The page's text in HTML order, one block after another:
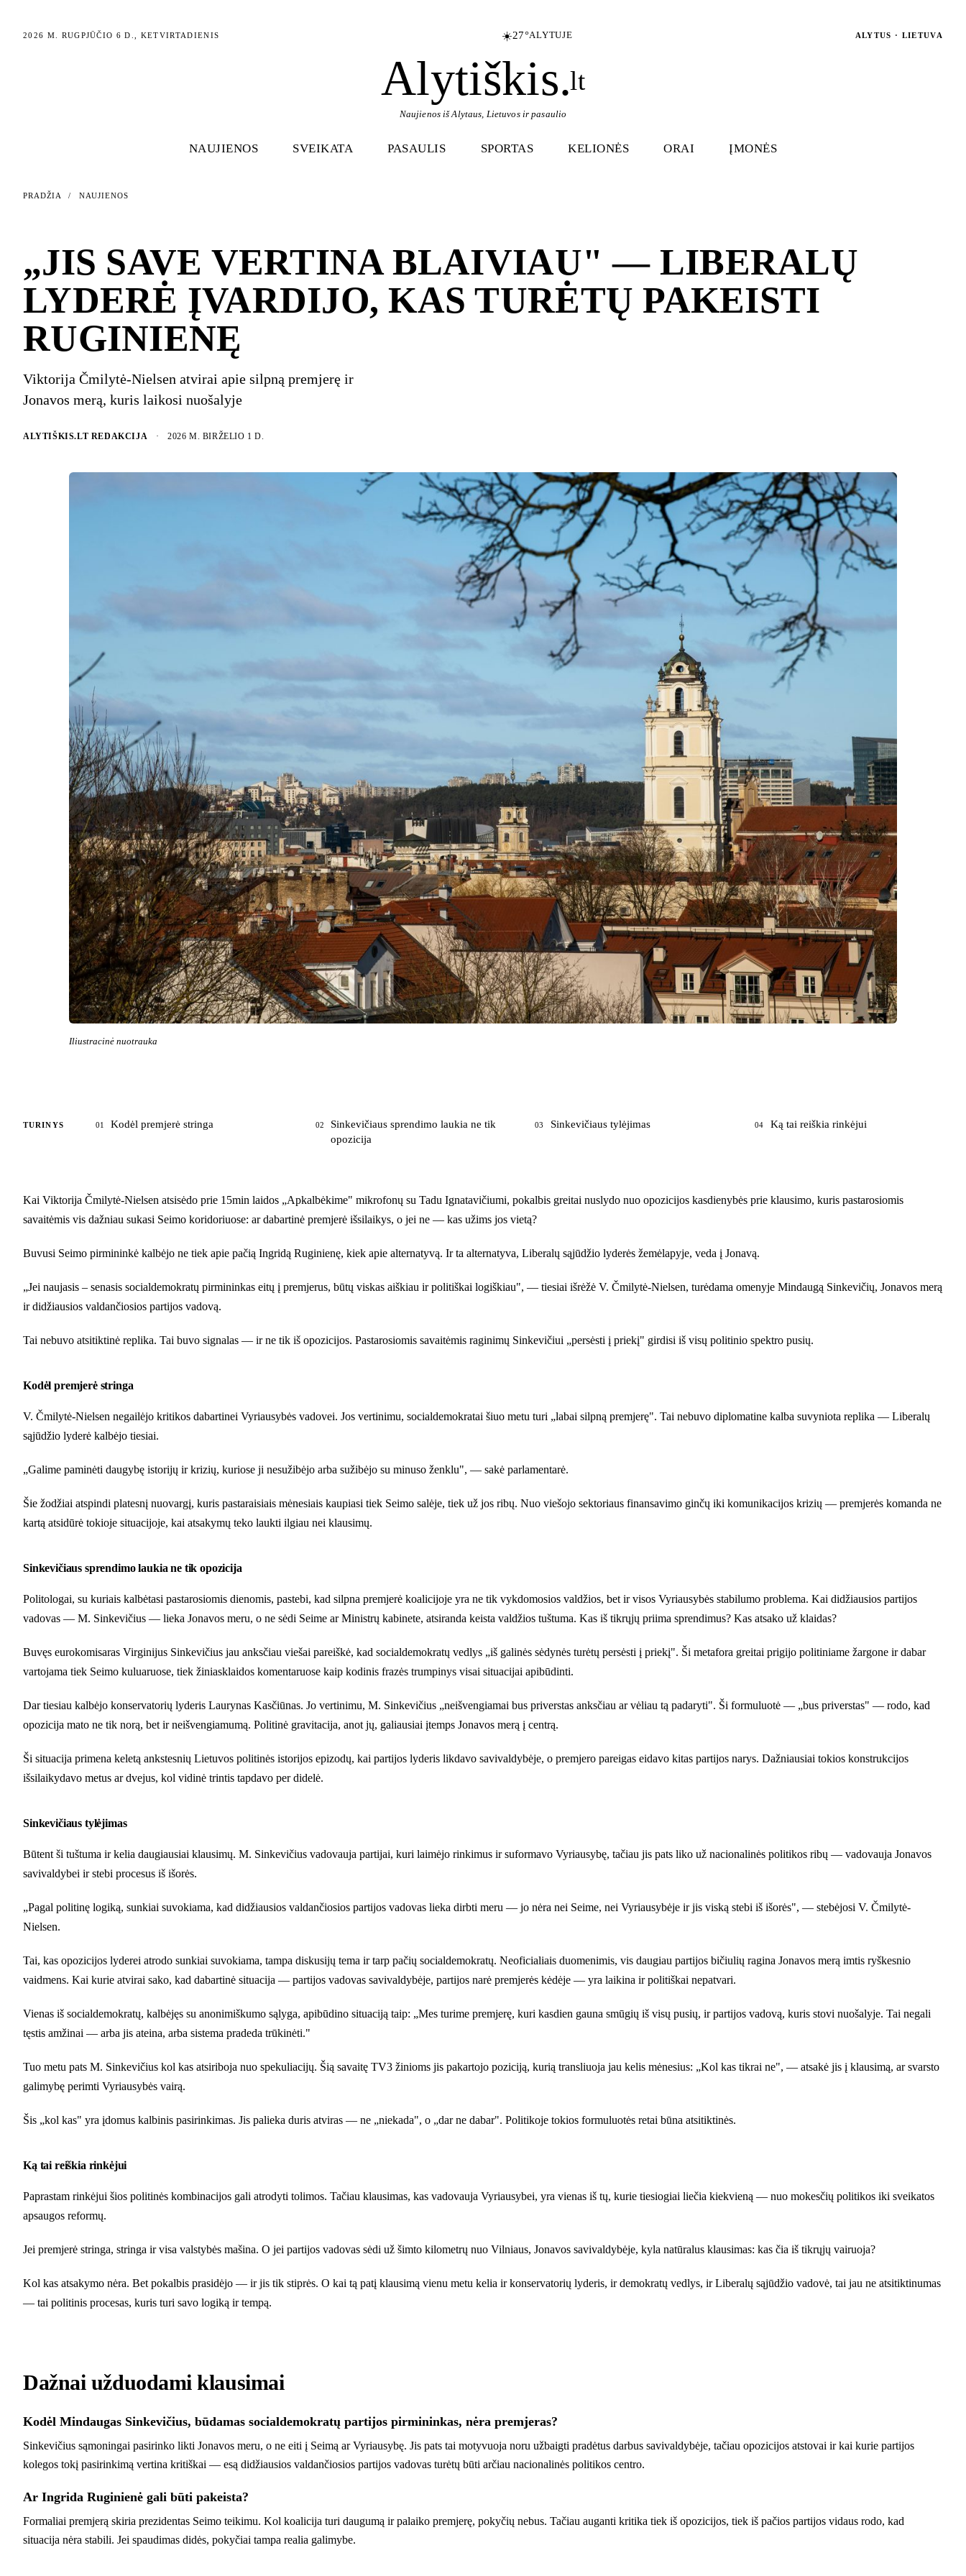
2026 M. RUGPJŪČIO 6 D., KETVIRTADIENIS ☀️27°ALYTUJE ALYTUS · LIETUVA
Alytiškis.lt
Naujienos iš Alytaus, Lietuvos ir pasaulio
NAUJIENOS SVEIKATA PASAULIS SPORTAS KELIONĖS ORAI ĮMONĖS
PRADŽIA / NAUJIENOS
„JIS SAVE VERTINA BLAIVIAU" — LIBERALŲ
LYDERĖ ĮVARDIJO, KAS TURĖTŲ PAKEISTI
RUGINIENĘ
Viktorija Čmilytė-Nielsen atvirai apie silpną premjerę ir
Jonavos merą, kuris laikosi nuošalyje
ALYTIŠKIS.LT REDAKCIJA · 2026 M. BIRŽELIO 1 D.
Iliustracinė nuotrauka
TURINYS 01 Kodėl premjerė stringa 02
Sinkevičiaus sprendimo laukia ne tik
opozicija
03 Sinkevičiaus tylėjimas 04 Ką tai reiškia rinkėjui
Kai Viktorija Čmilytė-Nielsen atsisėdo prie 15min laidos „Apkalbėkime" mikrofonų su Tadu Ignatavičiumi, pokalbis greitai nuslydo nuo opozicijos kasdienybės prie klausimo, kuris pastarosiomis
savaitėmis vis dažniau sukasi Seimo koridoriuose: ar dabartinė premjerė išsilaikys, o jei ne — kas užims jos vietą?
Buvusi Seimo pirmininkė kalbėjo ne tiek apie pačią Ingridą Ruginienę, kiek apie alternatyvą. Ir ta alternatyva, Liberalų sąjūdžio lyderės žemėlapyje, veda į Jonavą.
„Jei naujasis – senasis socialdemokratų pirmininkas eitų į premjerus, būtų viskas aiškiau ir politiškai logiškiau", — tiesiai išrėžė V. Čmilytė-Nielsen, turėdama omenyje Mindaugą Sinkevičių, Jonavos merą
ir didžiausios valdančiosios partijos vadovą.
Tai nebuvo atsitiktinė replika. Tai buvo signalas — ir ne tik iš opozicijos. Pastarosiomis savaitėmis raginimų Sinkevičiui „persėsti į priekį" girdisi iš visų politinio spektro pusių.
Kodėl premjerė stringa
V. Čmilytė-Nielsen negailėjo kritikos dabartinei Vyriausybės vadovei. Jos vertinimu, socialdemokratai šiuo metu turi „labai silpną premjerę". Tai nebuvo diplomatine kalba suvyniota replika — Liberalų
sąjūdžio lyderė kalbėjo tiesiai.
„Galime paminėti daugybę istorijų ir krizių, kuriose ji nesužibėjo arba sužibėjo su minuso ženklu", — sakė parlamentarė.
Šie žodžiai atspindi platesnį nuovargį, kuris pastaraisiais mėnesiais kaupiasi tiek Seimo salėje, tiek už jos ribų. Nuo viešojo sektoriaus finansavimo ginčų iki komunikacijos krizių — premjerės komanda ne
kartą atsidūrė tokioje situacijoje, kai atsakymų teko laukti ilgiau nei klausimų.
Sinkevičiaus sprendimo laukia ne tik opozicija
Politologai, su kuriais kalbėtasi pastarosiomis dienomis, pastebi, kad silpna premjerė koalicijoje yra ne tik vykdomosios valdžios, bet ir visos Vyriausybės stabilumo problema. Kai didžiausios partijos
vadovas — M. Sinkevičius — lieka Jonavos meru, o ne sėdi Seime ar Ministrų kabinete, atsiranda keista valdžios tuštuma. Kas iš tikrųjų priima sprendimus? Kas atsako už klaidas?
Buvęs eurokomisaras Virginijus Sinkevičius jau anksčiau viešai pareiškė, kad socialdemokratų vedlys „iš galinės sėdynės turėtų persėsti į priekį". Ši metafora greitai prigijo politiniame žargone ir dabar
vartojama tiek Seimo kuluaruose, tiek žiniasklaidos komentaruose kaip kodinis frazės trumpinys visai situacijai apibūdinti.
Dar tiesiau kalbėjo konservatorių lyderis Laurynas Kasčiūnas. Jo vertinimu, M. Sinkevičius „neišvengiamai bus priverstas anksčiau ar vėliau tą padaryti". Ši formuluotė — „bus priverstas" — rodo, kad
opozicija mato ne tik norą, bet ir neišvengiamumą. Politinė gravitacija, anot jų, galiausiai įtemps Jonavos merą į centrą.
Ši situacija primena keletą ankstesnių Lietuvos politinės istorijos epizodų, kai partijos lyderis likdavo savivaldybėje, o premjero pareigas eidavo kitas partijos narys. Dažniausiai tokios konstrukcijos
išsilaikydavo metus ar dvejus, kol vidinė trintis tapdavo per didelė.
Sinkevičiaus tylėjimas
Būtent ši tuštuma ir kelia daugiausiai klausimų. M. Sinkevičius vadovauja partijai, kuri laimėjo rinkimus ir suformavo Vyriausybę, tačiau jis pats liko už nacionalinės politikos ribų — vadovauja Jonavos
savivaldybei ir stebi procesus iš išorės.
„Pagal politinę logiką, sunkiai suvokiama, kad didžiausios valdančiosios partijos vadovas lieka dirbti meru — jo nėra nei Seime, nei Vyriausybėje ir jis viską stebi iš išorės", — stebėjosi V. Čmilytė-
Nielsen.
Tai, kas opozicijos lyderei atrodo sunkiai suvokiama, tampa diskusijų tema ir tarp pačių socialdemokratų. Neoficialiais duomenimis, vis daugiau partijos bičiulių ragina Jonavos merą imtis ryškesnio
vaidmens. Kai kurie atvirai sako, kad dabartinė situacija — partijos vadovas savivaldybėje, partijos narė premjerės kėdėje — yra laikina ir politiškai nepatvari.
Vienas iš socialdemokratų, kalbėjęs su anonimiškumo sąlyga, apibūdino situaciją taip: „Mes turime premjerę, kuri kasdien gauna smūgių iš visų pusių, ir partijos vadovą, kuris stovi nuošalyje. Tai negali
tęstis amžinai — arba jis ateina, arba sistema pradeda trūkinėti."
Tuo metu pats M. Sinkevičius kol kas atsiriboja nuo spekuliacijų. Šią savaitę TV3 žinioms jis pakartojo poziciją, kurią transliuoja jau kelis mėnesius: „Kol kas tikrai ne", — atsakė jis į klausimą, ar svarsto
galimybę perimti Vyriausybės vairą.
Šis „kol kas" yra įdomus kalbinis pasirinkimas. Jis palieka duris atviras — ne „niekada", o „dar ne dabar". Politikoje tokios formuluotės retai būna atsitiktinės.
Ką tai reiškia rinkėjui
Paprastam rinkėjui šios politinės kombinacijos gali atrodyti tolimos. Tačiau klausimas, kas vadovauja Vyriausybei, yra vienas iš tų, kurie tiesiogiai liečia kiekvieną — nuo mokesčių politikos iki sveikatos
apsaugos reformų.
Jei premjerė stringa, stringa ir visa valstybės mašina. O jei partijos vadovas sėdi už šimto kilometrų nuo Vilniaus, Jonavos savivaldybėje, kyla natūralus klausimas: kas čia iš tikrųjų vairuoja?
Kol kas atsakymo nėra. Bet pokalbis prasidėjo — ir jis tik stiprės. O kai tą patį klausimą vienu metu kelia ir konservatorių lyderis, ir demokratų vedlys, ir Liberalų sąjūdžio vadovė, tai jau ne atsitiktinumas
— tai politinis procesas, kuris turi savo logiką ir tempą.
Dažnai užduodami klausimai
Kodėl Mindaugas Sinkevičius, būdamas socialdemokratų partijos pirmininkas, nėra premjeras?
Sinkevičius sąmoningai pasirinko likti Jonavos meru, o ne eiti į Seimą ar Vyriausybę. Jis pats tai motyvuoja noru užbaigti pradėtus darbus savivaldybėje, tačiau opozicijos atstovai ir kai kurie partijos
kolegos tokį pasirinkimą vertina kritiškai — esą didžiausios valdančiosios partijos vadovas turėtų būti arčiau nacionalinės politikos centro.
Ar Ingrida Ruginienė gali būti pakeista?
Formaliai premjerą skiria prezidentas Seimo teikimu. Kol koalicija turi daugumą ir palaiko premjerę, pokyčių nebus. Tačiau auganti kritika tiek iš opozicijos, tiek iš pačios partijos vidaus rodo, kad
situacija nėra stabili. Jei spaudimas didės, pokyčiai tampa realia galimybe.